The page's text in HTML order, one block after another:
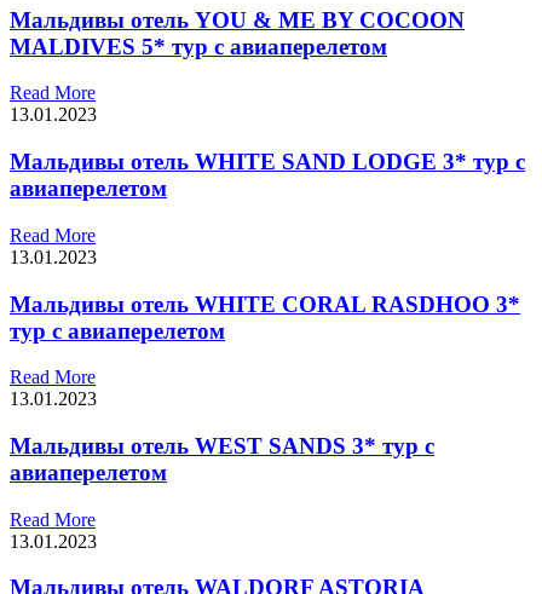
Мальдивы отель YOU & ME BY COCOON
MALDIVES 5* тур с авиаперелетом
Read More
13.01.2023
Мальдивы отель WHITE SAND LODGE 3* тур с
авиаперелетом
Read More
13.01.2023
Мальдивы отель WHITE CORAL RASDHOO 3*
тур с авиаперелетом
Read More
13.01.2023
Мальдивы отель WEST SANDS 3* тур с
авиаперелетом
Read More
13.01.2023
Мальдивы отель WALDORF ASTORIA